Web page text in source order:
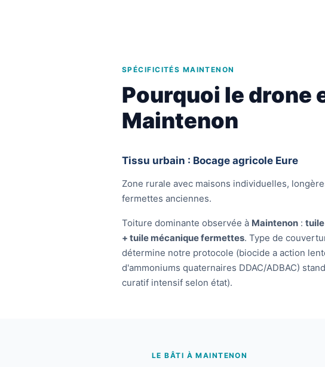
SPÉCIFICITÉS MAINTENON
Pourquoi le drone
Maintenon
Tissu urbain : Bocage agricole Eure
Zone rurale avec maisons individuelles,
fermettes anciennes.
Toiture dominante observée à Maintenon :
+ tuile mécanique fermettes. Type de
détermine notre protocole (biocide a action
d'ammoniums quaternaires DDAC/ADBAC)
curatif intensif selon état).
LE BÂTI À MAINTENON